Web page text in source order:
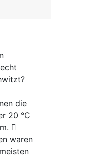
die
20 °C
🫩
waren